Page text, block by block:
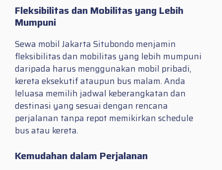
Fleksibilitas dan Mobilitas yang Lebih
Mumpuni
Sewa mobil Jakarta Situbondo menjamin
fleksibilitas dan mobilitas yang lebih mumpuni
daripada harus menggunakan mobil pribadi,
kereta eksekutif ataupun bus malam. Anda
leluasa memilih jadwal keberangkatan dan
destinasi yang sesuai dengan rencana
perjalanan tanpa repot memikirkan schedule
bus atau kereta.
Kemudahan dalam Perjalanan